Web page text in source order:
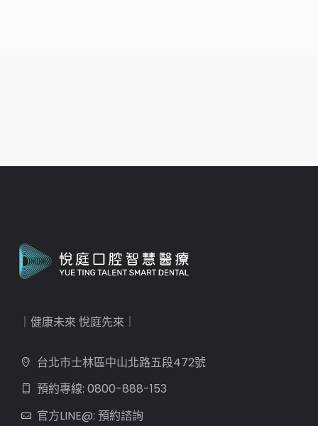
｜健康未來 悅庭先來｜
台北市士林區中山北路五段472號
預約專線: 0800-888-153
官方LINE@: 預約諮詢